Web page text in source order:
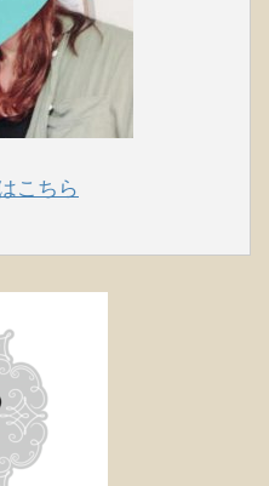
こちら